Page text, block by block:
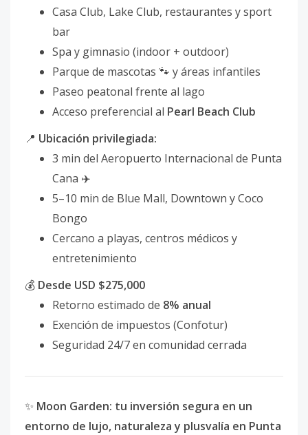
Casa Club, Lake Club, restaurantes y sport
bar
Spa y gimnasio (indoor + outdoor)
Parque de mascotas 🐾 y áreas infantiles
Paseo peatonal frente al lago
Acceso preferencial al Pearl Beach Club
📍 Ubicación privilegiada:
3 min del Aeropuerto Internacional de Punta
Cana ✈️
5–10 min de Blue Mall, Downtown y Coco
Bongo
Cercano a playas, centros médicos y
entretenimiento
💰 Desde USD $275,000
Retorno estimado de 8% anual
Exención de impuestos (Confotur)
Seguridad 24/7 en comunidad cerrada
✨ Moon Garden: tu inversión segura en un
entorno de lujo, naturaleza y plusvalía en Punta